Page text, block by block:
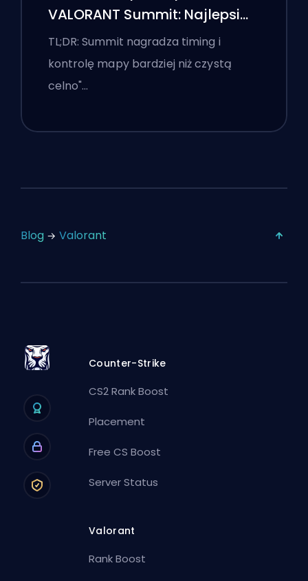
VALORANT Summit: Najlepsi
agenci, wezwania i smoki
TL;DR: Summit nagradza timing i
kontrolę mapy bardziej niż czystą
celno"…
Blog Valorant
Counter-Strike
CS2 Rank Boost
Placement
Free CS Boost
Server Status
Valorant
Rank Boost